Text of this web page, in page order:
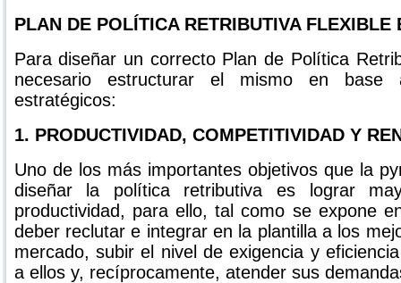
PLAN DE POLÍTICA RETRIBUTIVA FLEXIBLE
Para diseñar un correcto Plan de Política
necesario estructurar el mismo en base
estratégicos:
1. PRODUCTIVIDAD, COMPETITIVIDAD Y
Uno de los más importantes objetivos que la
diseñar la política retributiva es lograr
productividad, para ello, tal como se expone
deber reclutar e integrar en la plantilla a los
mercado, subir el nivel de exigencia y
a ellos y, recíprocamente, atender sus